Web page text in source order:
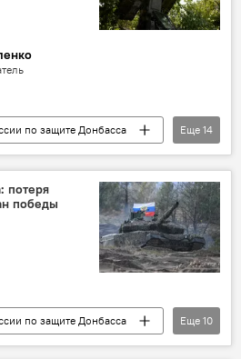
Ракеты
по защите Донбасса
СВО
Харьков
ЕС
США
боевая авиация
Еще 14
потеря
победы
по защите Донбасса
Спецоперация
Еще 10